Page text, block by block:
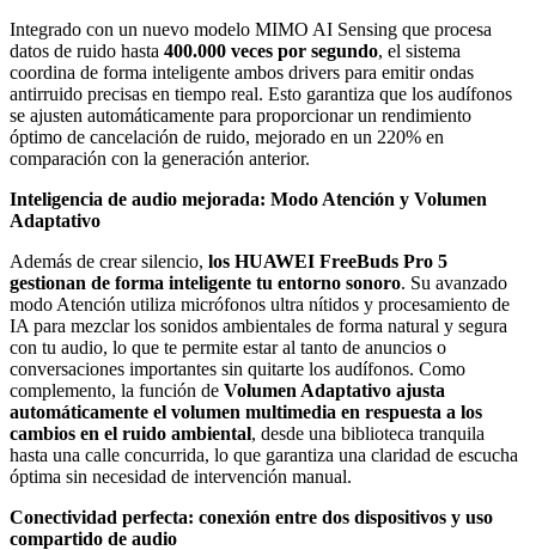
Integrado con un nuevo modelo MIMO AI Sensing que procesa
datos de ruido hasta 400.000 veces por segundo, el sistema
coordina de forma inteligente ambos drivers para emitir ondas
antirruido precisas en tiempo real. Esto garantiza que los audífonos
se ajusten automáticamente para proporcionar un rendimiento
óptimo de cancelación de ruido, mejorado en un 220% en
comparación con la generación anterior.
Inteligencia de audio mejorada: Modo Atención y Volumen
Adaptativo
Además de crear silencio, los HUAWEI FreeBuds Pro 5
gestionan de forma inteligente tu entorno sonoro. Su avanzado
modo Atención utiliza micrófonos ultra nítidos y procesamiento de
IA para mezclar los sonidos ambientales de forma natural y segura
con tu audio, lo que te permite estar al tanto de anuncios o
conversaciones importantes sin quitarte los audífonos. Como
complemento, la función de Volumen Adaptativo ajusta
automáticamente el volumen multimedia en respuesta a los
cambios en el ruido ambiental, desde una biblioteca tranquila
hasta una calle concurrida, lo que garantiza una claridad de escucha
óptima sin necesidad de intervención manual.
Conectividad perfecta: conexión entre dos dispositivos y uso
compartido de audio